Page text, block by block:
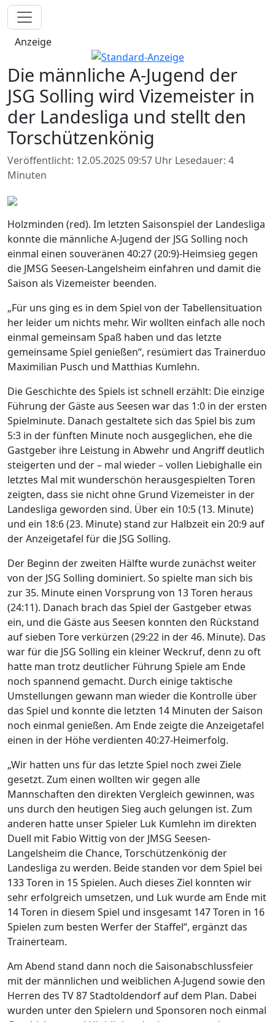
Anzeige
Die männliche A-Jugend der
JSG Solling wird Vizemeister in
der Landesliga und stellt den
Torschützenkönig
Veröffentlicht: 12.05.2025 09:57 Uhr Lesedauer: 4
Minuten
Holzminden (red). Im letzten Saisonspiel der Landesliga
konnte die männliche A-Jugend der JSG Solling noch
einmal einen souveränen 40:27 (20:9)-Heimsieg gegen
die JMSG Seesen-Langelsheim einfahren und damit die
Saison als Vizemeister beenden.
„Für uns ging es in dem Spiel von der Tabellensituation
her leider um nichts mehr. Wir wollten einfach alle noch
einmal gemeinsam Spaß haben und das letzte
gemeinsame Spiel genießen“, resümiert das Trainerduo
Maximilian Pusch und Matthias Kumlehn.
Die Geschichte des Spiels ist schnell erzählt: Die einzige
Führung der Gäste aus Seesen war das 1:0 in der ersten
Spielminute. Danach gestaltete sich das Spiel bis zum
5:3 in der fünften Minute noch ausgeglichen, ehe die
Gastgeber ihre Leistung in Abwehr und Angriff deutlich
steigerten und der – mal wieder – vollen Liebighalle ein
letztes Mal mit wunderschön herausgespielten Toren
zeigten, dass sie nicht ohne Grund Vizemeister in der
Landesliga geworden sind. Über ein 10:5 (13. Minute)
und ein 18:6 (23. Minute) stand zur Halbzeit ein 20:9 auf
der Anzeigetafel für die JSG Solling.
Der Beginn der zweiten Hälfte wurde zunächst weiter
von der JSG Solling dominiert. So spielte man sich bis
zur 35. Minute einen Vorsprung von 13 Toren heraus
(24:11). Danach brach das Spiel der Gastgeber etwas
ein, und die Gäste aus Seesen konnten den Rückstand
auf sieben Tore verkürzen (29:22 in der 46. Minute). Das
war für die JSG Solling ein kleiner Weckruf, denn zu oft
hatte man trotz deutlicher Führung Spiele am Ende
noch spannend gemacht. Durch einige taktische
Umstellungen gewann man wieder die Kontrolle über
das Spiel und konnte die letzten 14 Minuten der Saison
noch einmal genießen. Am Ende zeigte die Anzeigetafel
einen in der Höhe verdienten 40:27-Heimerfolg.
„Wir hatten uns für das letzte Spiel noch zwei Ziele
gesetzt. Zum einen wollten wir gegen alle
Mannschaften den direkten Vergleich gewinnen, was
uns durch den heutigen Sieg auch gelungen ist. Zum
anderen hatte unser Spieler Luk Kumlehn im direkten
Duell mit Fabio Wittig von der JMSG Seesen-
Langelsheim die Chance, Torschützenkönig der
Landesliga zu werden. Beide standen vor dem Spiel bei
133 Toren in 15 Spielen. Auch dieses Ziel konnten wir
sehr erfolgreich umsetzen, und Luk wurde am Ende mit
14 Toren in diesem Spiel und insgesamt 147 Toren in 16
Spielen zum besten Werfer der Staffel“, ergänzt das
Trainerteam.
Am Abend stand dann noch die Saisonabschlussfeier
mit der männlichen und weiblichen A-Jugend sowie den
Herren des TV 87 Stadtoldendorf auf dem Plan. Dabei
wurden unter den Spielern und Sponsoren noch einmal